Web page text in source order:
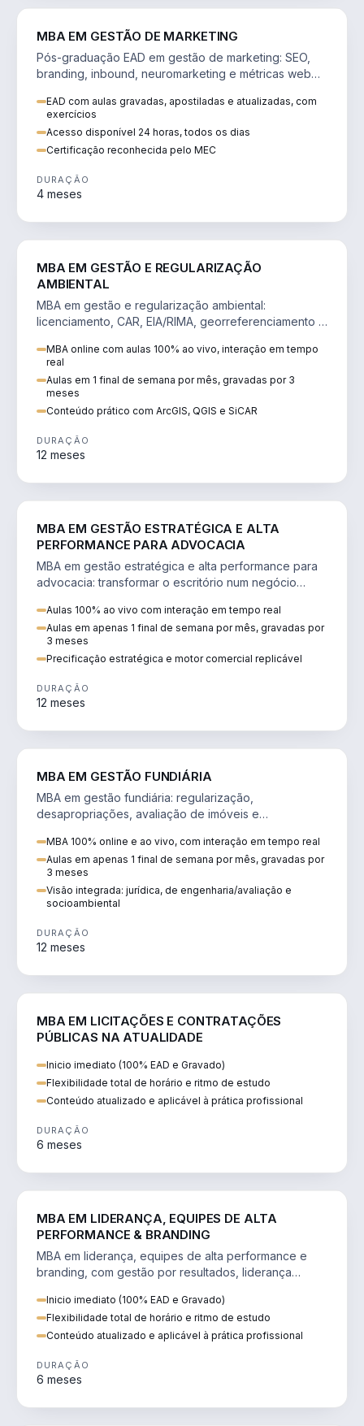
MBA EM GESTÃO DE MARKETING
Pós-graduação EAD em gestão de marketing: SEO,
branding, inbound, neuromarketing e métricas web
EAD com aulas gravadas, apostiladas e atualizadas, com
exercícios
Acesso disponível 24 horas, todos os dias
Certificação reconhecida pelo MEC
DURAÇÃO
4 meses
MBA EM GESTÃO E REGULARIZAÇÃO
AMBIENTAL
MBA em gestão e regularização ambiental:
licenciamento, CAR, EIA/RIMA, georreferenciamento e
MBA online com aulas 100% ao vivo, interação em tempo
real
Aulas em 1 final de semana por mês, gravadas por 3
meses
Conteúdo prático com ArcGIS, QGIS e SiCAR
DURAÇÃO
12 meses
MBA EM GESTÃO ESTRATÉGICA E ALTA
PERFORMANCE PARA ADVOCACIA
MBA em gestão estratégica e alta performance para
advocacia: transformar o escritório num negócio
Aulas 100% ao vivo com interação em tempo real
Aulas em apenas 1 final de semana por mês, gravadas por
3 meses
Precificação estratégica e motor comercial replicável
DURAÇÃO
12 meses
MBA EM GESTÃO FUNDIÁRIA
MBA em gestão fundiária: regularização,
desapropriações, avaliação de imóveis e
MBA 100% online e ao vivo, com interação em tempo real
Aulas em apenas 1 final de semana por mês, gravadas por
3 meses
Visão integrada: jurídica, de engenharia/avaliação e
socioambiental
DURAÇÃO
12 meses
MBA EM LICITAÇÕES E CONTRATAÇÕES
PÚBLICAS NA ATUALIDADE
Inicio imediato (100% EAD e Gravado)
Flexibilidade total de horário e ritmo de estudo
Conteúdo atualizado e aplicável à prática profissional
DURAÇÃO
6 meses
MBA EM LIDERANÇA, EQUIPES DE ALTA
PERFORMANCE & BRANDING
MBA em liderança, equipes de alta performance e
branding, com gestão por resultados, liderança
Inicio imediato (100% EAD e Gravado)
Flexibilidade total de horário e ritmo de estudo
Conteúdo atualizado e aplicável à prática profissional
DURAÇÃO
6 meses